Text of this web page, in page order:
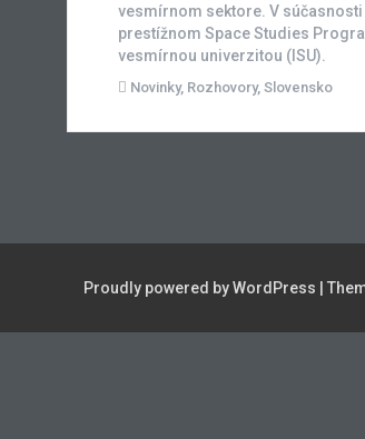
vesmírnom sektore. V
prestížnom Space Studies
vesmírnou univerzitou (ISU).
Novinky, Rozhovory, Slovensko
Proudly powered by WordPress